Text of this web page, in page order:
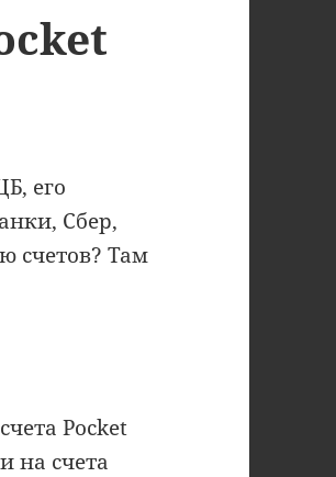
его
Сбер,
счетов? Там
Pocket
на счета